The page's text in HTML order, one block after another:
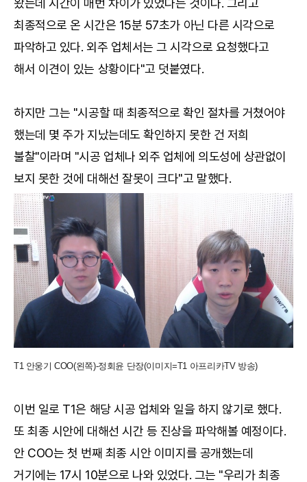
왔는데 시간이 매번 차이가 있었다는 것이다. 그리고
최종적으로 온 시간은 15분 57초가 아닌 다른 시각으로
파악하고 있다. 외주 업체서는 그 시각으로 요청했다고
해서 이견이 있는 상황이다"고 덧붙였다.
하지만 그는 "시공할 때 최종적으로 확인 절차를 거쳤어야
했는데 몇 주가 지났는데도 확인하지 못한 건 저희
불찰"이라며 "시공 업체나 외주 업체에 의도성에 상관없이
보지 못한 것에 대해선 잘못이 크다"고 말했다.
T1 안웅기 COO(왼쪽)-정회윤 단장(이미지=T1 아프리카TV 방송)
이번 일로 T1은 해당 시공 업체와 일을 하지 않기로 했다.
또 최종 시안에 대해선 시간 등 진상을 파악해볼 예정이다.
안 COO는 첫 번째 최종 시안 이미지를 공개했는데
거기에는 17시 10분으로 나와 있었다. 그는 "우리가 최종